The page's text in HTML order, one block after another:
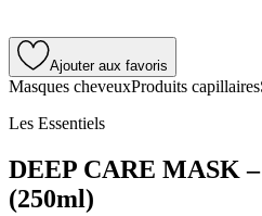
Ajouter aux favoris
Masques cheveuxProduits capillaires
Les Essentiels
DEEP CARE MASK
(250ml)